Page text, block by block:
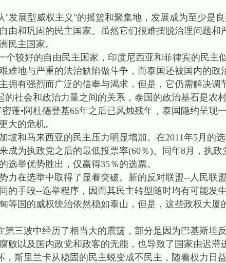
展型威权主义"的摇篮和聚集地，发展成为至少是良
由和巩固的民主国家。虽然它们很难摆脱治理问题和
民主国家。
较好的自由民主国家，印度尼西亚和菲律宾的民主
难地与严重的法治缺陷做斗争，而泰国还被国内的政
有强烈而广泛的信奉与渴求，但是，它仍需解决调
社会和政治力量之间的关系，泰国的政治基石是农
蓬•阿杜德登基65年之后已风烛残年，泰国隐约呈现
大的危机。
和马来西亚的民主压力明显增加。在2011年5月的
成为执政党之后的最低投票率(60％)。同年8月，执政
举优势胜出，仅赢得35％的选票。
在选举中取得了显着突破。新的反对联盟--人民联
的手段--选举程序，因而其民主转型随时均有可能发生
国的威权统治依然稳如泰山，但是，这些政权大厦
波中经历了相当大的震荡，部分是因为巴基斯坦
败以及国内政党和政客的无能，也导致了国家由迟滞
斯里兰卡从稳固的民主蜕变成不民主，随着权力日